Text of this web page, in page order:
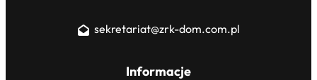
sekretariat@zrk-dom.com.pl
Informacje